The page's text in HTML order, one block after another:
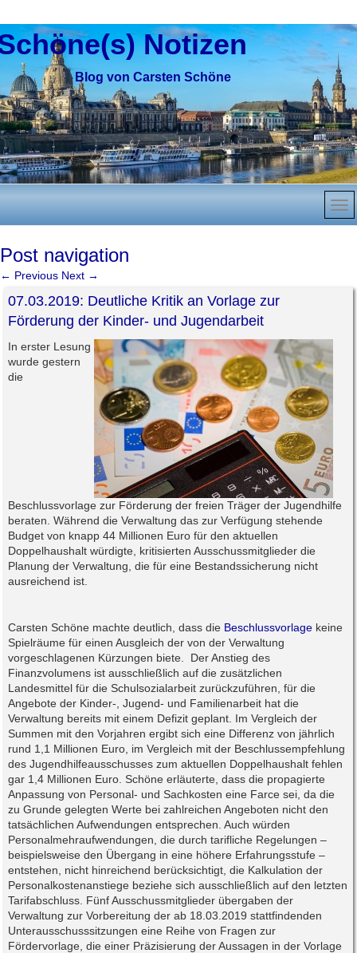
Blog von Carsten Schöne
Notizen
Post navigation
← Previous Next →
07.03.2019: Deutliche Kritik an Vorlage zur
Förderung der Kinder- und Jugendarbeit
In erster Lesung
wurde gestern
die
Beschlussvorlage zur Förderung der freien Träger der Jugendhilfe
beraten. Während die Verwaltung das zur Verfügung stehende
Budget von knapp 44 Millionen Euro für den aktuellen
Doppelhaushalt würdigte, kritisierten Ausschussmitglieder die
Planung der Verwaltung, die für eine Bestandssicherung nicht
ausreichend ist.
Carsten Schöne machte deutlich, dass die Beschlussvorlage keine
Spielräume für einen Ausgleich der von der Verwaltung
vorgeschlagenen Kürzungen biete. Der Anstieg des
Finanzvolumens ist ausschließlich auf die zusätzlichen
Landesmittel für die Schulsozialarbeit zurückzuführen, für die
Angebote der Kinder-, Jugend- und Familienarbeit hat die
Verwaltung bereits mit einem Defizit geplant. Im Vergleich der
Summen mit den Vorjahren ergibt sich eine Differenz von jährlich
rund 1,1 Millionen Euro, im Vergleich mit der Beschlussempfehlung
des Jugendhilfeausschusses zum aktuellen Doppelhaushalt fehlen
gar 1,4 Millionen Euro. Schöne erläuterte, dass die propagierte
Anpassung von Personal- und Sachkosten eine Farce sei, da die
zu Grunde gelegten Werte bei zahlreichen Angeboten nicht den
tatsächlichen Aufwendungen entsprechen. Auch würden
Personalmehraufwendungen, die durch tarifliche Regelungen –
beispielsweise den Übergang in eine höhere Erfahrungsstufe –
entstehen, nicht hinreichend berücksichtigt, die Kalkulation der
Personalkostenanstiege beziehe sich ausschließlich auf den letzten
Tarifabschluss. Fünf Ausschussmitglieder übergaben der
Verwaltung zur Vorbereitung der ab 18.03.2019 stattfindenden
Unterausschusssitzungen eine Reihe von Fragen zur
Fördervorlage, die einer Präzisierung der Aussagen in der Vorlage